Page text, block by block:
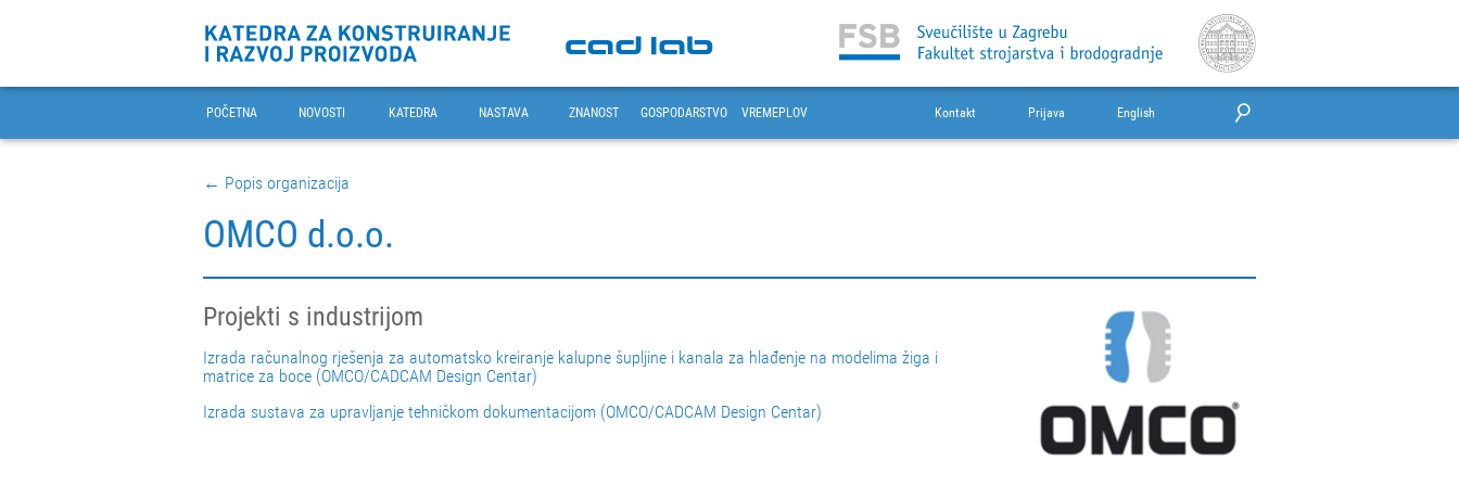
POČETNA NOVOSTI KATEDRA NASTAVA ZNANOST GOSPODARSTVO VREMEPLOV Kontakt Prijava English
← Popis organizacija
OMCO d.o.o.
Projekti s industrijom
Izrada računalnog rješenja za automatsko kreiranje kalupne šupljine i kanala za hlađenje na modelima žiga i
matrice za boce (OMCO/CADCAM Design Centar)
Izrada sustava za upravljanje tehničkom dokumentacijom (OMCO/CADCAM Design Centar)